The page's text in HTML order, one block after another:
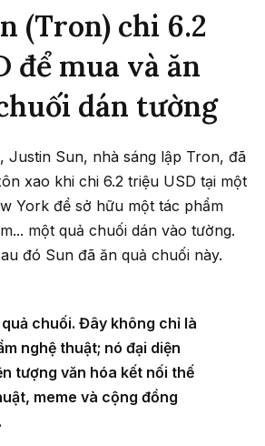
(Tron) chi 6.2
để mua và ăn
dán tường
Justin Sun, nhà sáng lập Tron, đã
xao khi chi 6.2 triệu USD tại một
York để sở hữu một tác phẩm
một quả chuối dán vào tường.
đó Sun đã ăn quả chuối này.
chuối. Đây không chỉ là
nghệ thuật; nó đại diện
tượng văn hóa kết nối thế
meme và cộng đồng